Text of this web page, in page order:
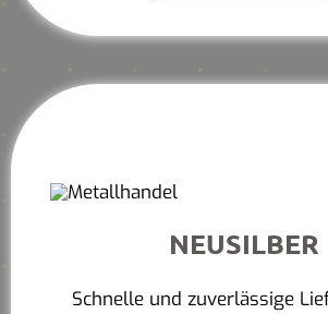
NEUSILBER
Schnelle und zuverlässige